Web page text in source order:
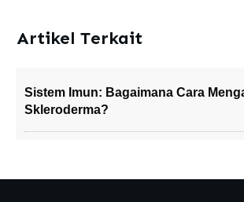
Artikel Terkait
Sistem Imun: Bagaimana Cara
Skleroderma?